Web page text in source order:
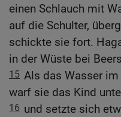
einen Schlauch mit
auf die Schulter,
schickte sie fort.
in der Wüste bei
15 Als das Wasser
warf sie das Kind
16 und setzte sich